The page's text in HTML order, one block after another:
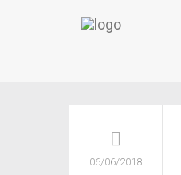
06/06/2018